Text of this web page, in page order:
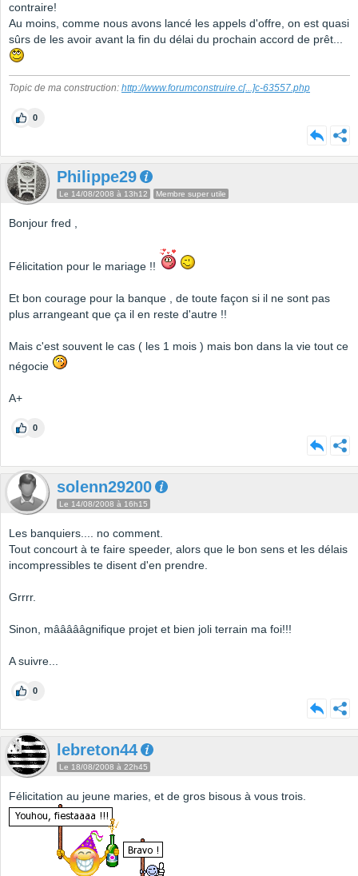
contraire!
Au moins, comme nous avons lancé les appels d'offre, on est quasi
sûrs de les avoir avant la fin du délai du prochain accord de prêt...
Topic de ma construction: http://www.forumconstruire.c[...]c-63557.php
0
Philippe29
Le 14/08/2008 à 13h12 Membre super utile
Bonjour fred ,
Félicitation pour le mariage !!
Et bon courage pour la banque , de toute façon si il ne sont pas
plus arrangeant que ça il en reste d'autre !!
Mais c'est souvent le cas ( les 1 mois ) mais bon dans la vie tout ce
négocie
A+
0
solenn29200
Le 14/08/2008 à 16h15
Les banquiers.... no comment.
Tout concourt à te faire speeder, alors que le bon sens et les délais
incompressibles te disent d'en prendre.
Grrrr.
Sinon, mâââââgnifique projet et bien joli terrain ma foi!!!
A suivre...
0
lebreton44
Le 18/08/2008 à 22h45
Félicitation au jeune maries, et de gros bisous à vous trois.